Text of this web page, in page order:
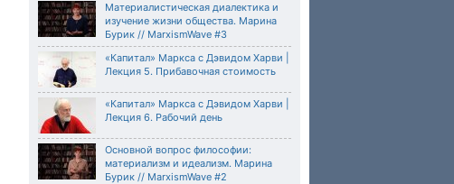
Материалистическая диалектика и
изучение жизни общества. Марина
Бурик // MarxismWave #3
«Капитал» Маркса с Дэвидом Харви |
Лекция 5. Прибавочная стоимость
«Капитал» Маркса с Дэвидом Харви |
Лекция 6. Рабочий день
Основной вопрос философии:
материализм и идеализм. Марина
Бурик // MarxismWave #2